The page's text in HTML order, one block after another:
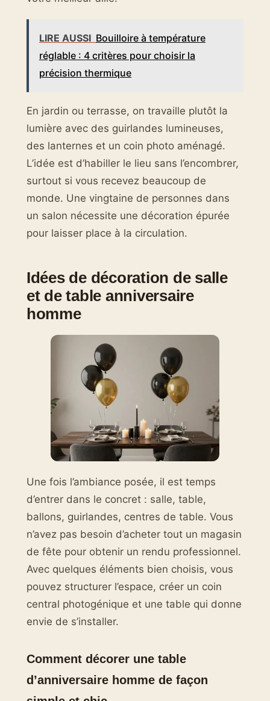
LIRE AUSSI Bouilloire à température
réglable : 4 critères pour choisir la
précision thermique
En jardin ou terrasse, on travaille plutôt la
lumière avec des guirlandes lumineuses,
des lanternes et un coin photo aménagé.
L’idée est d’habiller le lieu sans l’encombrer,
surtout si vous recevez beaucoup de
monde. Une vingtaine de personnes dans
un salon nécessite une décoration épurée
pour laisser place à la circulation.
Idées de décoration de salle
et de table anniversaire
homme
Une fois l’ambiance posée, il est temps
d’entrer dans le concret : salle, table,
ballons, guirlandes, centres de table. Vous
n’avez pas besoin d’acheter tout un magasin
de fête pour obtenir un rendu professionnel.
Avec quelques éléments bien choisis, vous
pouvez structurer l’espace, créer un coin
central photogénique et une table qui donne
envie de s’installer.
Comment décorer une table
d’anniversaire homme de façon